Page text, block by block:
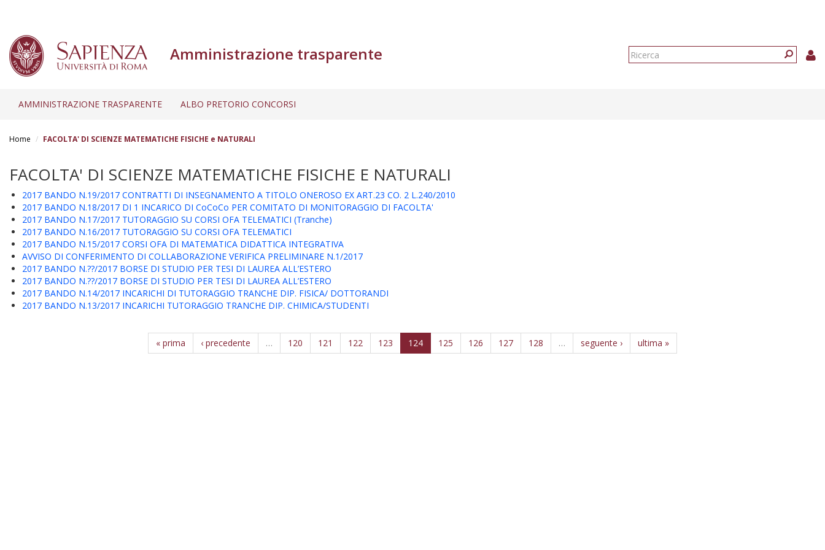
Amministrazione trasparente
Form
AMMINISTRAZIONE TRASPARENTE ALBO PRETORIO CONCORSI
Home FACOLTA' DI SCIENZE MATEMATICHE FISICHE e NATURALI
FACOLTA' DI SCIENZE MATEMATICHE FISICHE E NATURALI
2017 BANDO N.19/2017 CONTRATTI DI INSEGNAMENTO A TITOLO ONEROSO EX ART.23 CO. 2 L.240/2010
2017 BANDO N.18/2017 DI 1 INCARICO DI CoCoCo PER COMITATO DI MONITORAGGIO DI FACOLTA'
2017 BANDO N.17/2017 TUTORAGGIO SU CORSI OFA TELEMATICI (Tranche)
2017 BANDO N.16/2017 TUTORAGGIO SU CORSI OFA TELEMATICI
2017 BANDO N.15/2017 CORSI OFA DI MATEMATICA DIDATTICA INTEGRATIVA
AVVISO DI CONFERIMENTO DI COLLABORAZIONE VERIFICA PRELIMINARE N.1/2017
2017 BANDO N.??/2017 BORSE DI STUDIO PER TESI DI LAUREA ALL’ESTERO
2017 BANDO N.??/2017 BORSE DI STUDIO PER TESI DI LAUREA ALL’ESTERO
2017 BANDO N.14/2017 INCARICHI DI TUTORAGGIO TRANCHE DIP. FISICA/ DOTTORANDI
2017 BANDO N.13/2017 INCARICHI TUTORAGGIO TRANCHE DIP. CHIMICA/STUDENTI
« prima ‹ precedente … 120 121 122 123 124 125 126 127 128 … seguente › ultima »